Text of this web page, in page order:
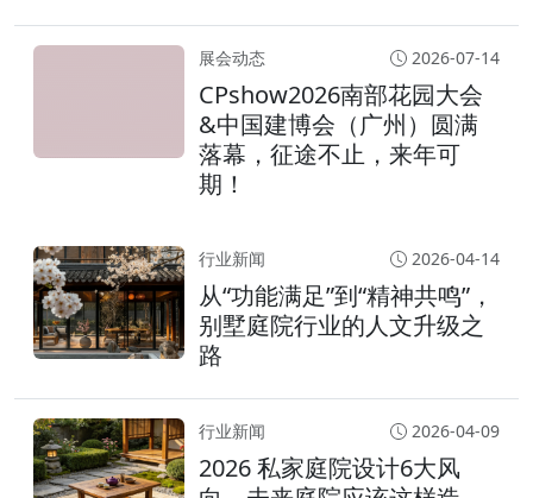
展会动态 2026-07-14
CPshow2026南部花园大会
&中国建博会（广州）圆满
落幕，征途不止，来年可
期！
行业新闻 2026-04-14
从“功能满足”到“精神共鸣”，
别墅庭院行业的人文升级之
路
行业新闻 2026-04-09
2026 私家庭院设计6大风